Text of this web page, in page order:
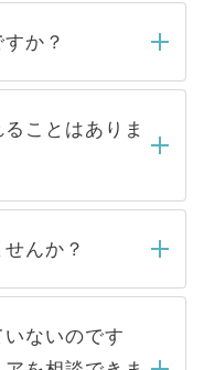
弊社担当者がご
メールもしくは
にはご連絡をせて
くお待ちくださ
か？
扱っている求人の
からご覧いただ
。非公開求人は
には公開してい
気のある医療機
募が殺到する場
に合った人材の
ことはありま
は一切ありませ
内定をいただい
せん。内定先へ
ートナーが行い
んか？
はありませんの
イトからの登録
の個人情報は、
ないのです